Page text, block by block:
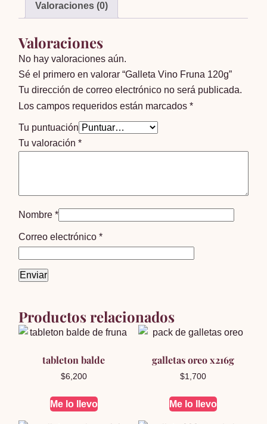
Valoraciones (0)
Valoraciones
No hay valoraciones aún.
Sé el primero en valorar “Galleta Vino Fruna 120g”
Tu dirección de correo electrónico no será publicada.
Los campos requeridos están marcados*
Tu puntuación
Tu valoración*
Nombre*
Correo electrónico*
Productos relacionados
tableton balde
$6,200
Me lo llevo
galletas oreo x216g
$1,700
Me lo llevo